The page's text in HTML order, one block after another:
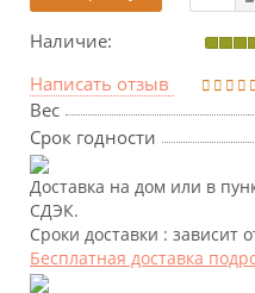
Наличие:
Написать отзыв
Вес
Срок годности
Доставка на дом или в
СДЭК.
Сроки доставки : зависит
Бесплатная доставка